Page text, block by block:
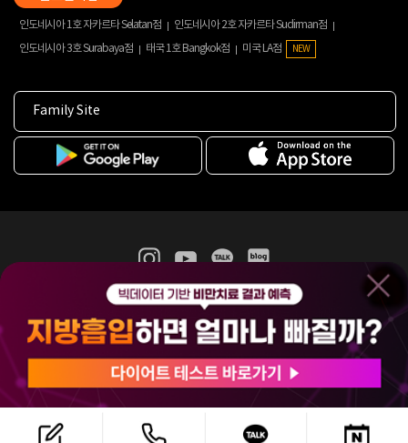
인도네시아 1호 자카르타 Selatan점
인도네시아 2호 자카르타 Sudirman점
인도네시아 3호 Surabaya점
태국 1호 Bangkok점 미국 LA점 NEW
Family Site
365mc 병·의원 이용약관
홈페이지 이용약관
비급여진료수가
(주)365mcㅣ서울특별시 서초구 서초대로52길 7, 3~4층(서초동, 제일빌딩)
120-87-04354ㅣ김남철
COPYRIGHT(C) 2025 365mc. ALL RIGHTS RESERVED.